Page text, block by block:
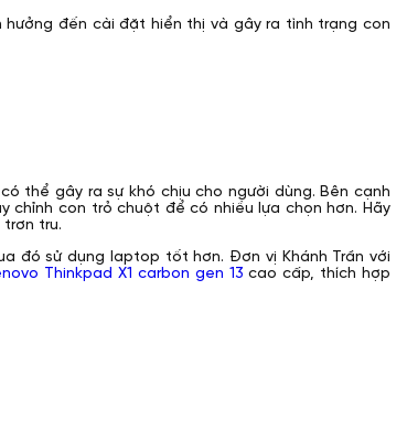
đến cài đặt hiển thị và gây ra tình trạng con
thể gây ra sự khó chịu cho người dùng. Bên cạnh
con trỏ chuột để có nhiều lựa chọn hơn. Hãy
tru.
đó sử dụng laptop tốt hơn. Đơn vị Khánh Trần với
Thinkpad X1 carbon gen 13 cao cấp, thích hợp